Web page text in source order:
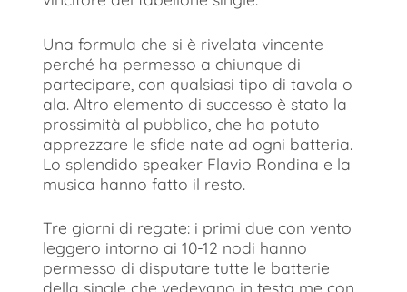
Una formula che si è rivelata vincente
perché ha permesso a chiunque di
partecipare, con qualsiasi tipo di tavola o
ala. Altro elemento di successo è stato la
prossimità al pubblico, che ha potuto
apprezzare le sfide nate ad ogni batteria.
Lo splendido speaker Flavio Rondina e la
musica hanno fatto il resto.
Tre giorni di regate: i primi due con vento
leggero intorno ai 10-12 nodi hanno
permesso di disputare tutte le batterie
della single che vedevano in testa me con